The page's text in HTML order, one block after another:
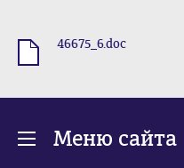
46675_6.doc
Меню сайта